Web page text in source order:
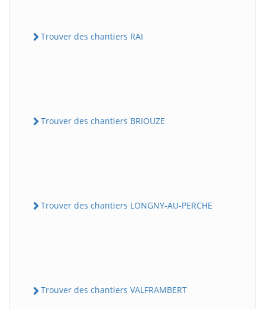
Trouver des chantiers RAI
Trouver des chantiers BRIOUZE
Trouver des chantiers LONGNY-AU-PERCHE
Trouver des chantiers VALFRAMBERT